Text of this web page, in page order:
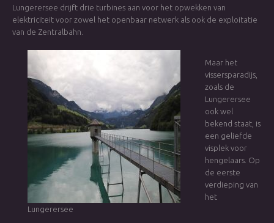
Lungerersee drijft drie turbines aan voor het opwekken van
elektriciteit voor zowel het openbaar netwerk als ook de exploitatie
van de Zentralbahn.
Lungerersee
Maar het
vissersparadijs,
zoals de
Lungerersee
ook wel
bekend staat, is
een geliefde
visplek voor
hengelaars. Op
de eerste
verdieping van
het